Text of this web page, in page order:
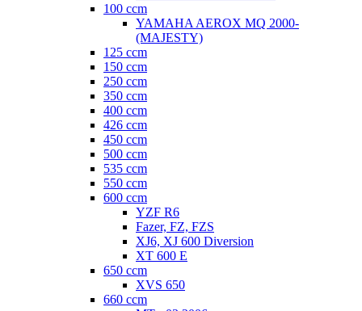
100 ccm
YAMAHA AEROX MQ 2000-
(MAJESTY)
125 ccm
150 ccm
250 ccm
350 ccm
400 ccm
426 ccm
450 ccm
500 ccm
535 ccm
550 ccm
600 ccm
YZF R6
Fazer, FZ, FZS
XJ6, XJ 600 Diversion
XT 600 E
650 ccm
XVS 650
660 ccm